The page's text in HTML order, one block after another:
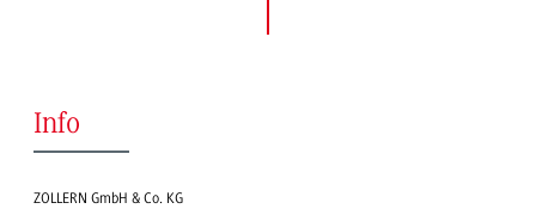
Info
ZOLLERN GmbH & Co. KG